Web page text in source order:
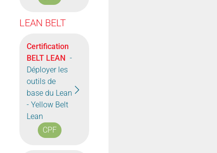
LEAN BELT
Certification
BELT LEAN -
Déployer les
outils de
base du Lean
- Yellow Belt
Lean
CPF